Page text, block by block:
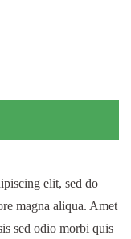
elit, sed do
magna aliqua. Amet
sed odio morbi quis